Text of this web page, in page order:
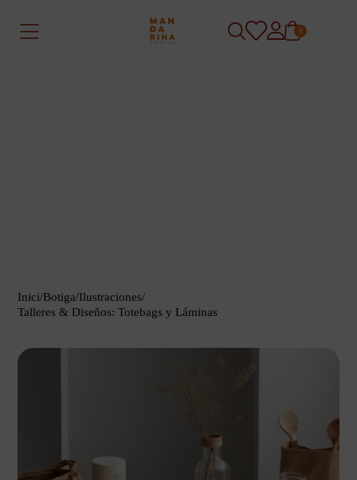
0
Inici/Botiga/Ilustraciones/
Talleres & Diseños: Totebags y Láminas